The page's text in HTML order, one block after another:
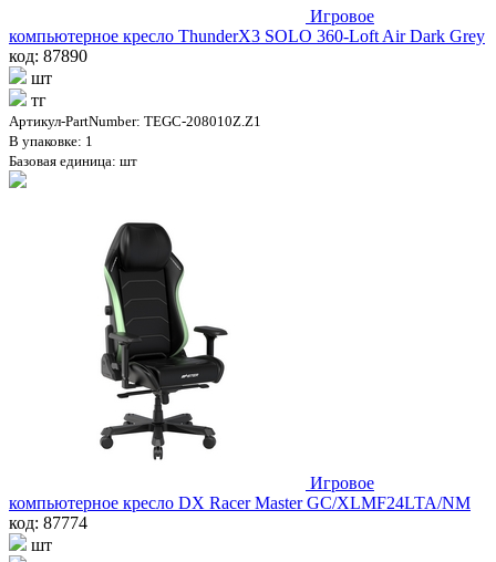
Игровое
компьютерное кресло ThunderX3 SOLO 360-Loft Air Dark Grey
код: 87890
шт
тг
Артикул-PartNumber: TEGC-208010Z.Z1
В упаковке: 1
Базовая единица: шт
Игровое
компьютерное кресло DX Racer Master GC/XLMF24LTA/NM
код: 87774
шт